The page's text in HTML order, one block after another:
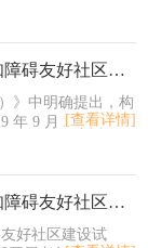
4号），现就开
上海市民政局关于开展本市第二批老年认知障碍友好社区建设试点的通知
》中明确提出，构
年 9 月 21日，本
批试点街镇通过
平台建设等探索，
。
[查看详情]
上海市民政局关于开展本市第三批老年认知障碍友好社区建设试点的通知
好社区建设试